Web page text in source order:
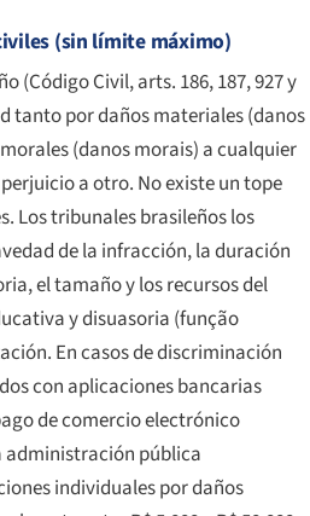
(sin límite máximo)
(Código Civil, arts. 186, 187, 927 y
tanto por daños materiales (danos
(danos morais) a cualquier
a otro. No existe un tope
Los tribunales brasileños los
de la infracción, la duración
el tamaño y los recursos del
y disuasoria (função
En casos de discriminación
con aplicaciones bancarias
de comercio electrónico
administración pública
individuales por daños